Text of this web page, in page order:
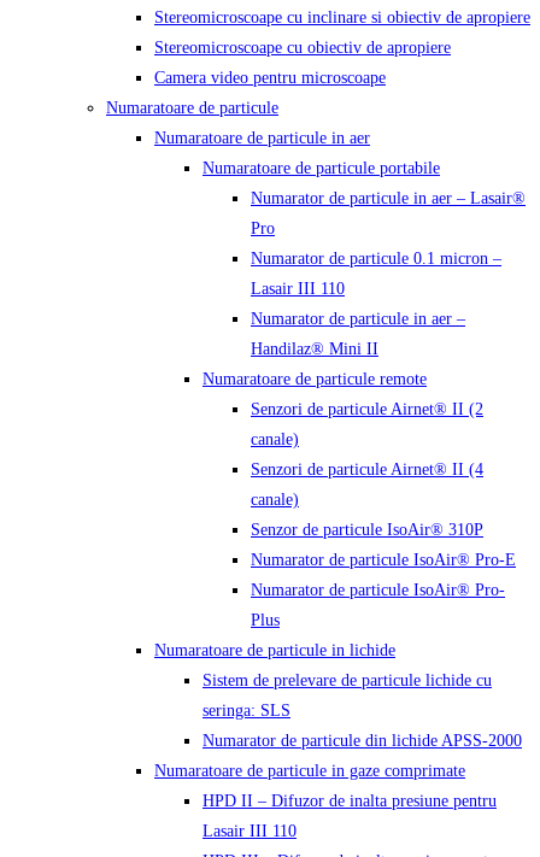
Stereomicroscoape cu inclinare si obiectiv de apropiere
Stereomicroscoape cu obiectiv de apropiere
Camera video pentru microscoape
Numaratoare de particule
Numaratoare de particule in aer
Numaratoare de particule portabile
Numarator de particule in aer – Lasair®
Pro
Numarator de particule 0.1 micron –
Lasair III 110
Numarator de particule in aer –
Handilaz® Mini II
Numaratoare de particule remote
Senzori de particule Airnet® II (2
canale)
Senzori de particule Airnet® II (4
canale)
Senzor de particule IsoAir® 310P
Numarator de particule IsoAir® Pro-E
Numarator de particule IsoAir® Pro-
Plus
Numaratoare de particule in lichide
Sistem de prelevare de particule lichide cu
seringa: SLS
Numarator de particule din lichide APSS-2000
Numaratoare de particule in gaze comprimate
HPD II – Difuzor de inalta presiune pentru
Lasair III 110